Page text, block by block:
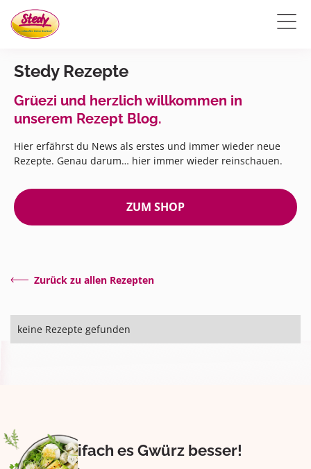
Stedy Rezepte
Grüezi und herzlich willkommen in
unserem Rezept Blog.
Hier erfährst du News als erstes und immer wieder neue
Rezepte. Genau darum… hier immer wieder reinschauen.
ZUM SHOP
Zurück zu allen Rezepten
keine Rezepte gefunden
Eifach es Gwürz besser!